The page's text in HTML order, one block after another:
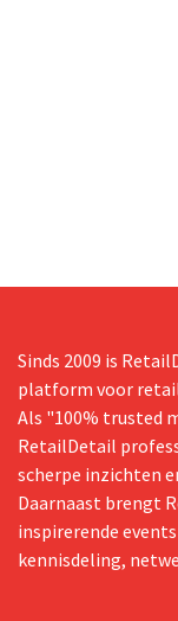
Sinds 2009 is
platform voor
Als "100% trusted
RetailDetail
scherpe inzichten
Daarnaast brengt
inspirerende
kennisdeling,